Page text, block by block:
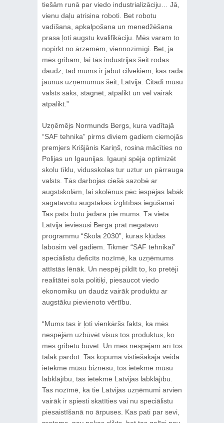
tiešām runā par viedo industrializāciju… Jā,
vienu daļu atrisina roboti. Bet robotu
vadīšana, apkalpošana un menedžēšana
prasa ļoti augstu kvalifikāciju. Mēs varam to
nopirkt no ārzemēm, viennozīmīgi. Bet, ja
mēs gribam, lai tās industrijas šeit rodas
daudz, tad mums ir jābūt cilvēkiem, kas rada
jaunus uzņēmumus šeit, Latvijā. Citādi mūsu
valsts sāks, stagnēt, atpalikt un vēl vairāk
atpalikt.”
Uzņēmējs Normunds Bergs, kura vadītajā
“SAF tehnika” pirms diviem gadiem ciemojās
premjers Krišjānis Kariņš, rosina mācīties no
Polijas un Igaunijas. Igauņi spēja optimizēt
skolu tīklu, vidusskolas tur uztur un pārrauga
valsts. Tās darbojas ciešā sazobē ar
augstskolām, lai skolēnus pēc iespējas labāk
sagatavotu augstākās izglītības iegūšanai.
Tas pats būtu jādara pie mums. Tā vietā
Latvija ieviesusi Berga prāt negatavo
programmu “Skola 2030”, kuras kļūdas
labosim vēl gadiem. Tikmēr “SAF tehnikai”
speciālistu deficīts nozīmē, ka uzņēmums
attīstās lēnāk. Un nespēj pildīt to, ko pretēji
realitātei sola politiķi, piesaucot viedo
ekonomiku un daudz vairāk produktu ar
augstāku pievienoto vērtību.
“Mums tas ir ļoti vienkāršs fakts, ka mēs
nespējām uzbūvēt visus tos produktus, ko
mēs gribētu būvēt. Un mēs nespējam arī tos
tālāk pārdot. Tas kopumā vistiešākajā veidā
ietekmē mūsu biznesu, tos ietekmē mūsu
labklājību, tas ietekmē Latvijas labklājību.
Tas nozīmē, ka tie Latvijas uzņēmumi arvien
vairāk ir spiesti skatīties vai nu speciālistu
piesaistīšanā no ārpuses. Kas pati par sevi,